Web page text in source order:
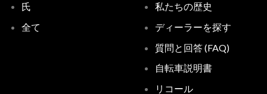
氏
全て
私たちの歴史
ディーラーを探す
質問と回答 (FAQ)
自転車説明書
リコール